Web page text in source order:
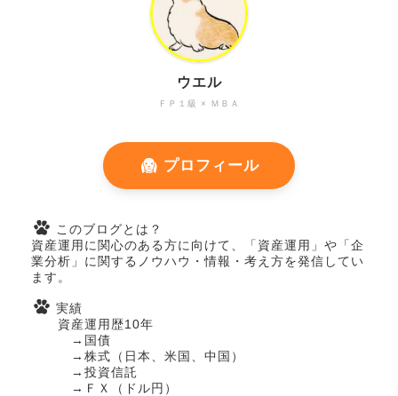
ＦＰ１級 × ＭＢＡ
ウエル
プロフィール
このブログとは？
資産運用に関心のある方に向けて、「資産運用」や「企
業分析」に関するノウハウ・情報・考え方を発信してい
ます。
実績
資産運用歴10年
→国債
→株式（日本、米国、中国）
→投資信託
→ＦＸ（ドル円）